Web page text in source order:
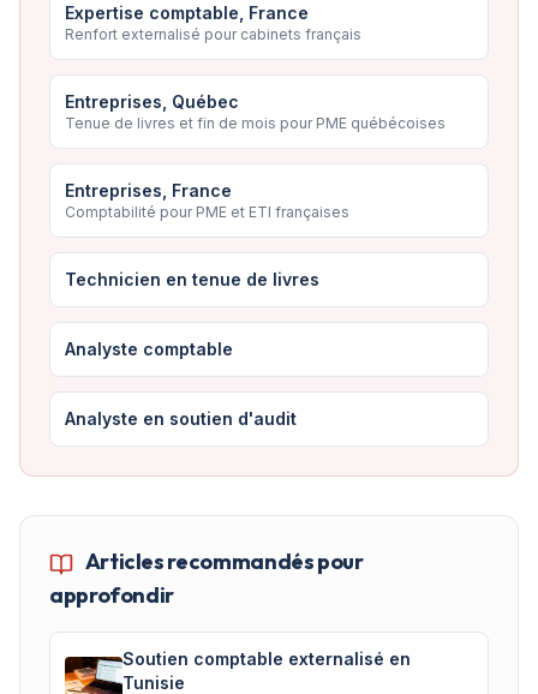
Expertise comptable, France
Renfort externalisé pour cabinets français
Entreprises, Québec
Tenue de livres et fin de mois pour PME québécoises
Entreprises, France
Comptabilité pour PME et ETI françaises
Technicien en tenue de livres
Analyste comptable
Analyste en soutien d'audit
Articles recommandés pour
approfondir
Soutien comptable externalisé en
Tunisie